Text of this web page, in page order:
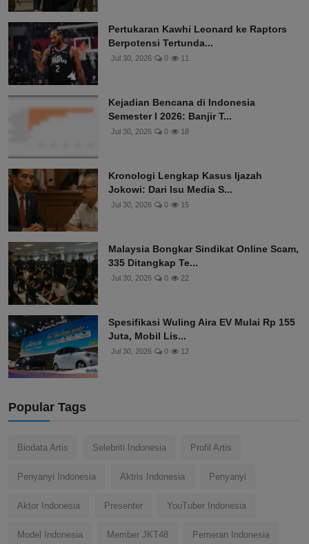
Pertukaran Kawhi Leonard ke Raptors
Berpotensi Tertunda...
Jul 30, 2026 0 11
Kejadian Bencana di Indonesia
Semester I 2026: Banjir T...
Jul 30, 2026 0 18
Kronologi Lengkap Kasus Ijazah
Jokowi: Dari Isu Media S...
Jul 30, 2026 0 15
Malaysia Bongkar Sindikat Online Scam,
335 Ditangkap Te...
Jul 30, 2026 0 22
Spesifikasi Wuling Aira EV Mulai Rp 155
Juta, Mobil Lis...
Jul 30, 2026 0 12
Popular Tags
Biodata Artis Selebriti Indonesia Profil Artis
Penyanyi Indonesia Aktris Indonesia Penyanyi
Aktor Indonesia Presenter YouTuber Indonesia
Model Indonesia Member JKT48 Pemeran Indonesia